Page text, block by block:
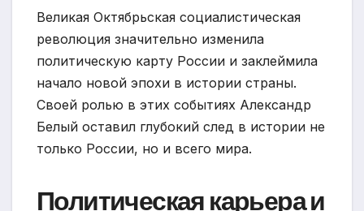
Великая Октябрьская социалистическая
революция значительно изменила
политическую карту России и заклеймила
начало новой эпохи в истории страны.
Своей ролью в этих событиях Александр
Белый оставил глубокий след в истории не
только России, но и всего мира.
Политическая карьера и